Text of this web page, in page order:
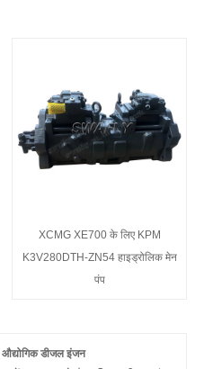
XCMG XE700 के लिए KPM
K3V280DTH-ZN54 हाइड्रोलिक मेन
पंप
डीजल इंजन